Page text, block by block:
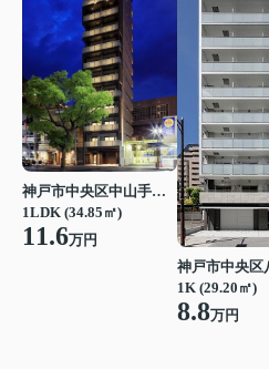
神戸市中央区中山手通２丁目
1LDK (34.85㎡)
11.6万円
1K (29.20㎡)
8.8万円